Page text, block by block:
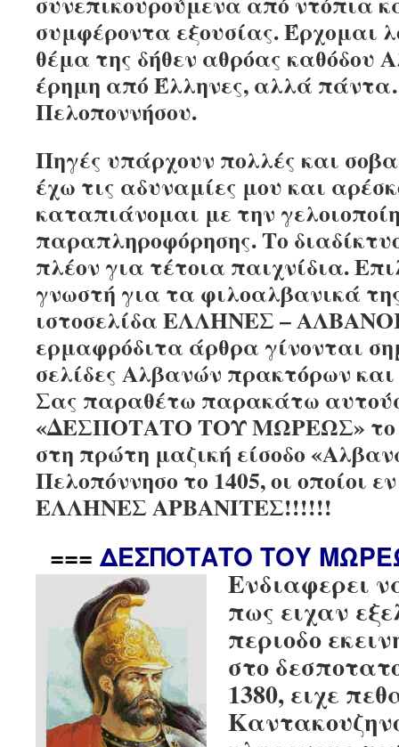
συμφέροντα εξουσίας. Έρχομαι
θέμα της δήθεν αθρόας
έρημη από Έλληνες, αλλά
Πελοποννήσου.
Πηγές υπάρχουν πολλές και
έχω τις αδυναμίες μου και
καταπιάνομαι με την
παραπληροφόρησης. Το
πλέον για τέτοια παιχνίδια.
γνωστή για τα φιλοαλβανικά
ιστοσελίδα ΕΛΛΗΝΕΣ –
ερμαφρόδιτα άρθρα γίνονται
σελίδες Αλβανών πρακτόρων και
Σας παραθέτω παρακάτω
«ΔΕΣΠΟΤΑΤΟ ΤΟΥ ΜΩΡΕΩΣ» το
στη πρώτη μαζική είσοδο
Πελοπόννησο το 1405, οι οποίοι
ΕΛΛΗΝΕΣ ΑΡΒΑΝΙΤΕΣ!!!!!!
=== ΔΕΣΠΟΤΑΤΟ ΤΟΥ
Ενδιαφερει
πως ειχαν
περιοδο
στο
1380, ειχε